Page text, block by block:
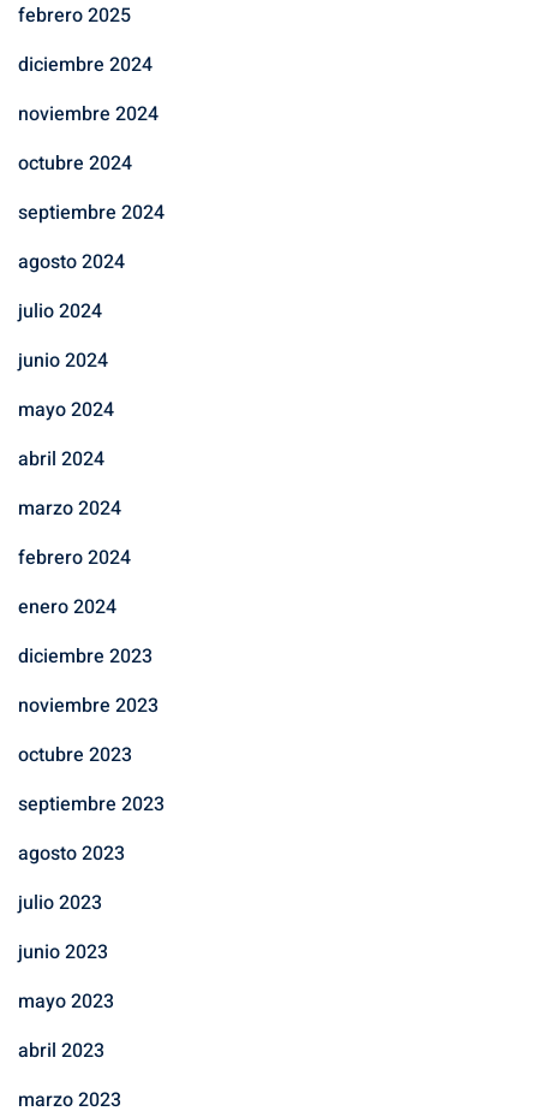
febrero 2025
diciembre 2024
noviembre 2024
octubre 2024
septiembre 2024
agosto 2024
julio 2024
junio 2024
mayo 2024
abril 2024
marzo 2024
febrero 2024
enero 2024
diciembre 2023
noviembre 2023
octubre 2023
septiembre 2023
agosto 2023
julio 2023
junio 2023
mayo 2023
abril 2023
marzo 2023